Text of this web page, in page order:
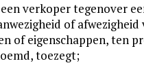
verkoper tegenover
of afwezigheid
of eigenschappen, ten
toezegt;